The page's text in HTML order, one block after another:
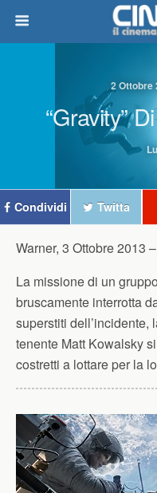
2 Ottobre
“Gravity”
Condividi Twitta
Warner, 3 Ottobre 2013 –
La missione di un
bruscamente interrotta
superstiti dell’incidente,
tenente Matt Kowalsky
costretti a lottare per la